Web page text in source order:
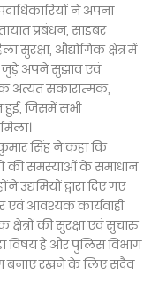
ने अपना
प्रबंधन, साइबर
सुरक्षा, औद्योगिक क्षेत्र में
जुड़े अपने सुझाव एवं
अत्यंत सकारात्मक,
हुई, जिसमें सभी
सिंह ने कहा कि
की समस्याओं के समाधान
उद्यमियों द्वारा दिए गए
एवं आवश्यक कार्यवाही
की सुरक्षा एवं सुचारु
विषय है और पुलिस विभाग
बनाए रखने के लिए सदैव